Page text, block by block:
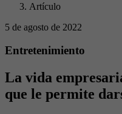
Artículo
5 de agosto de 2022
Entretenimiento
La vida
que le permite